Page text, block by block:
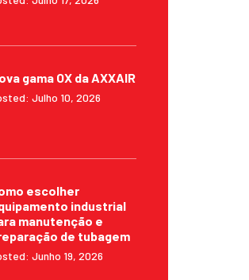
gama OX da AXXAIR
Julho 10, 2026
escolher
industrial
manutenção e
de tubagem
Junho 19, 2026